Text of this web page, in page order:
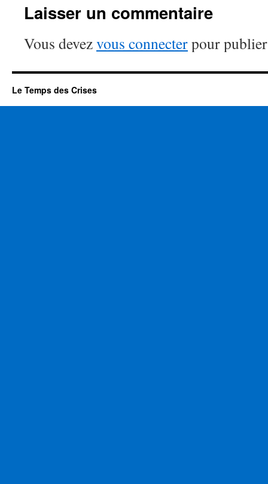
Laisser un commentaire
Vous devezvous connecterpour
Le Temps des Crises